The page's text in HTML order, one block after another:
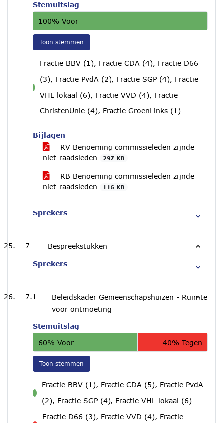
Stemuitslag
100% Voor
Toon stemmen
voor
Fractie BBV (1), Fractie CDA (4), Fractie D66
(3), Fractie PvdA (2), Fractie SGP (4), Fractie
VHL lokaal (6), Fractie VVD (4), Fractie
ChristenUnie (4), Fractie GroenLinks (1)
Bijlagen
RV Benoeming commissieleden zijnde
niet-raadsleden
297 KB
RB Benoeming commissieleden zijnde
niet-raadsleden
116 KB
Sprekers
7 Bespreekstukken
Sprekers
7.1
Beleidskader Gemeenschapshuizen - Ruimte
voor ontmoeting
Stemuitslag
60% Voor
40% Tegen
Toon stemmen
voor
Fractie BBV (1), Fractie CDA (5), Fractie PvdA
(2), Fractie SGP (4), Fractie VHL lokaal (6)
Fractie D66 (3), Fractie VVD (4), Fractie